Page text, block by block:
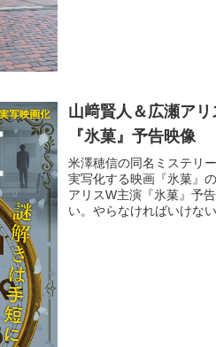
山﨑賢人＆広瀬ア
『氷菓』予告映像
米澤穂信の同名ミステリ
実写化する映画『氷菓』
アリスW主演『氷菓』予
い。やらなければいけな